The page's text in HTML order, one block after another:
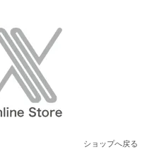
ショップへ戻る